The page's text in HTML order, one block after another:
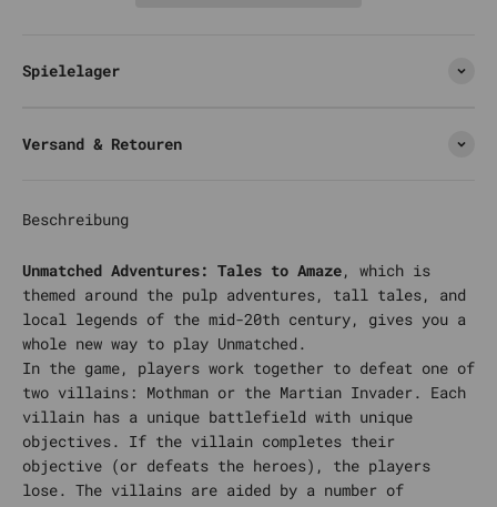
Spielelager
Versand & Retouren
Beschreibung
Unmatched Adventures: Tales to Amaze, which is
themed around the pulp adventures, tall tales, and
local legends of the mid-20th century, gives you a
whole new way to play Unmatched.
In the game, players work together to defeat one of
two villains: Mothman or the Martian Invader. Each
villain has a unique battlefield with unique
objectives. If the villain completes their
objective (or defeats the heroes), the players
lose. The villains are aided by a number of